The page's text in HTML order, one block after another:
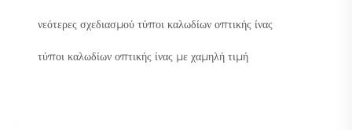
νεότερες σχεδιασμού τύποι καλωδίων οπτικής ίνας
τύποι καλωδίων οπτικής ίνας με χαμηλή τιμή